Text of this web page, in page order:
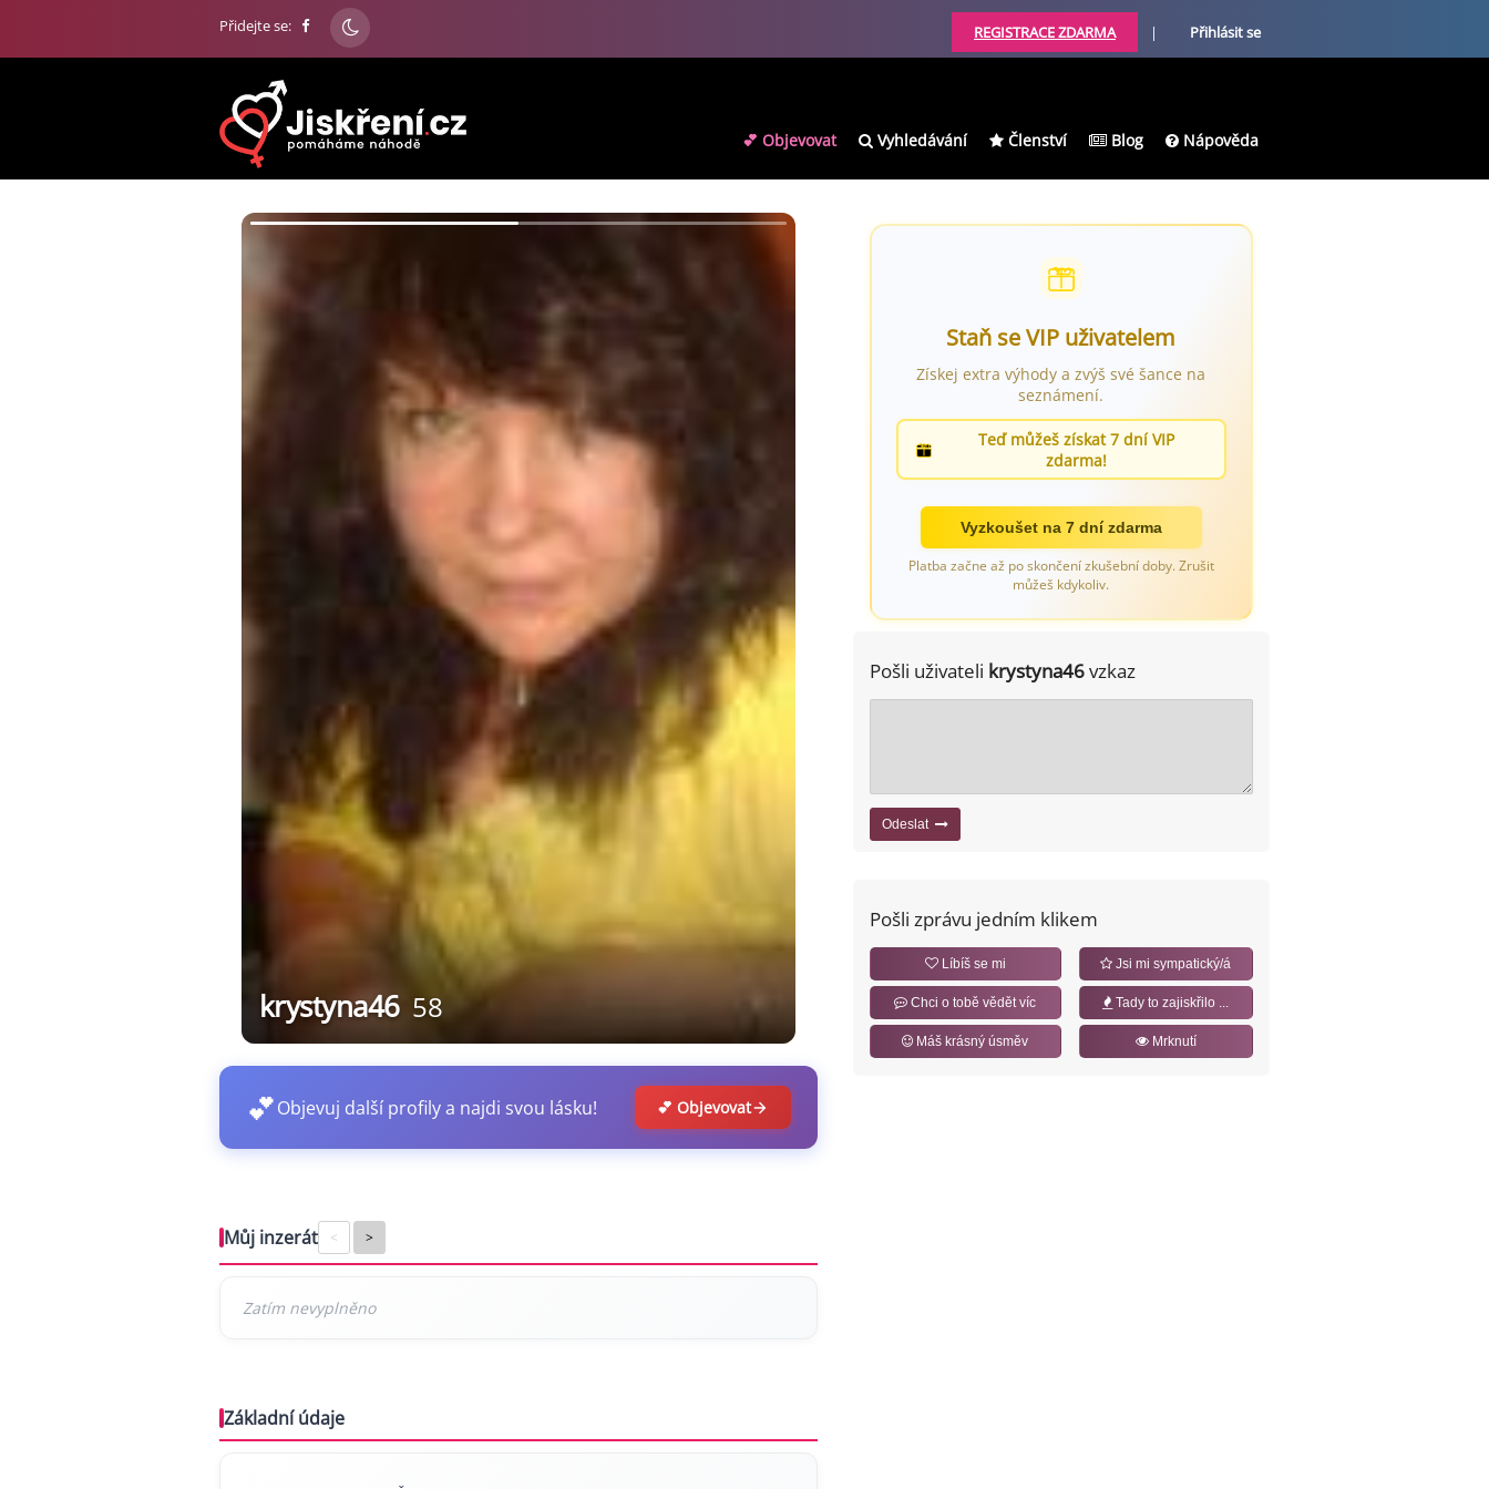
Přidejte se: REGISTRACE ZDARMA | Přihlásit se
💕 Objevovat Vyhledávání Členství Blog Nápověda
krystyna46 58
💕Objevuj další profily a najdi svou lásku! 💕 Objevovat
Můj inzerát < >
Základní údaje
Staň se VIP uživatelem
Získej extra výhody a zvýš své šance na
seznámení.
Teď můžeš získat 7 dní VIP
zdarma!
Vyzkoušet na 7 dní zdarma
Platba začne až po skončení zkušební doby. Zrušit
můžeš kdykoliv.
Pošli uživateli krystyna46vzkaz
Odeslat
Pošli zprávu jedním klikem
Líbíš se mi Jsi mi sympatický/á
Chci o tobě vědět víc Tady to zajiskřilo ...
Máš krásný úsměv Mrknutí